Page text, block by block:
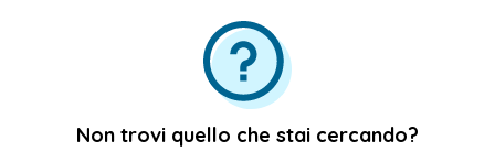
Non trovi quello che stai cercando?